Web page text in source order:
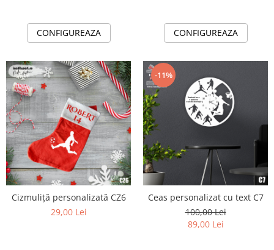
CONFIGUREAZA CONFIGUREAZA
Cizmuliță personalizată CZ6
29,00 Lei
-11%
Ceas personalizat cu text C7
100,00 Lei
89,00 Lei